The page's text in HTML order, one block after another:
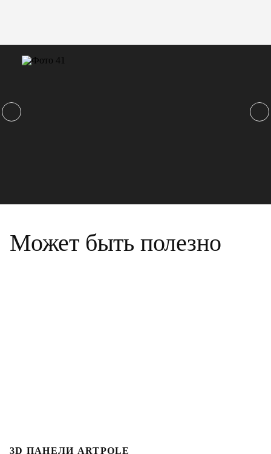
Может быть полезно
3D ПАНЕЛИ ARTPOLE